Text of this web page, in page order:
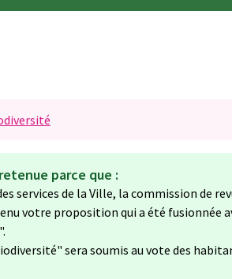
parce que :
services de la Ville, la commission de
votre proposition qui a été fusionnée
sera soumis au vote des